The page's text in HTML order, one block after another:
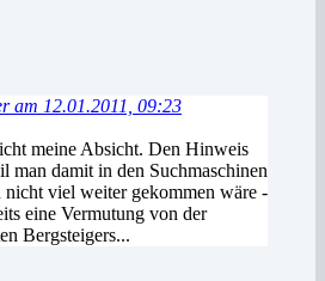
am 12.01.2011, 09:23
meine Absicht. Den Hinweis
man damit in den Suchmaschinen
viel weiter gekommen wäre -
eine Vermutung von der
Bergsteigers...